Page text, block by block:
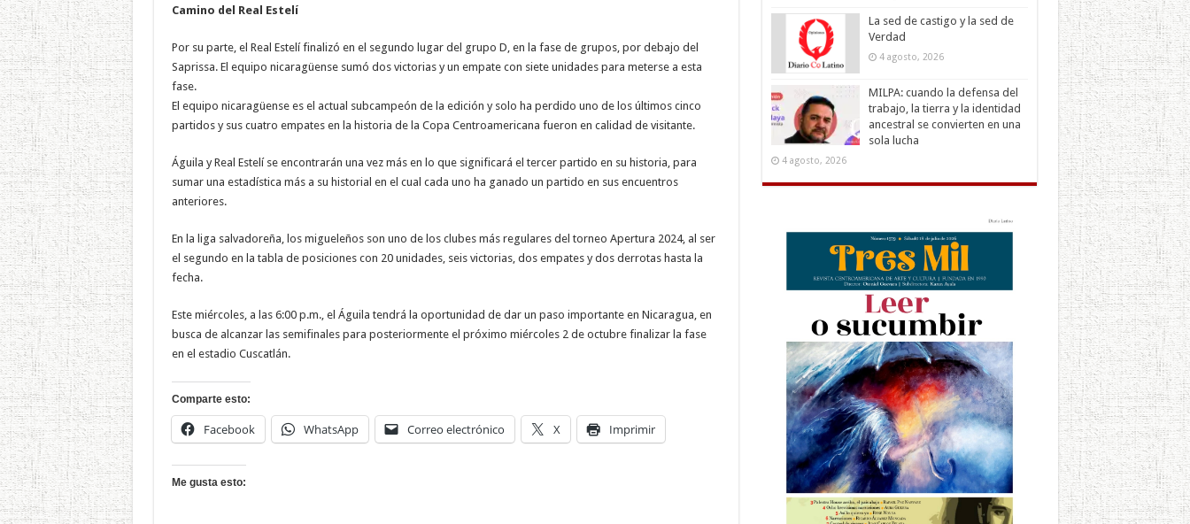
Camino del Real Estelí
Por su parte, el Real Estelí finalizó en el segundo lugar del grupo D, en la fase de grupos, por debajo del
Saprissa. El equipo nicaragüense sumó dos victorias y un empate con siete unidades para meterse a esta
fase.
El equipo nicaragüense es el actual subcampeón de la edición y solo ha perdido uno de los últimos cinco
partidos y sus cuatro empates en la historia de la Copa Centroamericana fueron en calidad de visitante.
Águila y Real Estelí se encontrarán una vez más en lo que significará el tercer partido en su historia, para
sumar una estadística más a su historial en el cual cada uno ha ganado un partido en sus encuentros
anteriores.
En la liga salvadoreña, los migueleños son uno de los clubes más regulares del torneo Apertura 2024, al ser
el segundo en la tabla de posiciones con 20 unidades, seis victorias, dos empates y dos derrotas hasta la
fecha.
Este miércoles, a las 6:00 p.m., el Águila tendrá la oportunidad de dar un paso importante en Nicaragua, en
busca de alcanzar las semifinales para posteriormente el próximo miércoles 2 de octubre finalizar la fase
en el estadio Cuscatlán.
Comparte esto:
Facebook WhatsApp Correo electrónico X Imprimir
Me gusta esto:
La sed de castigo y la sed de
Verdad
4 agosto, 2026
MILPA: cuando la defensa del
trabajo, la tierra y la identidad
ancestral se convierten en una
sola lucha
4 agosto, 2026